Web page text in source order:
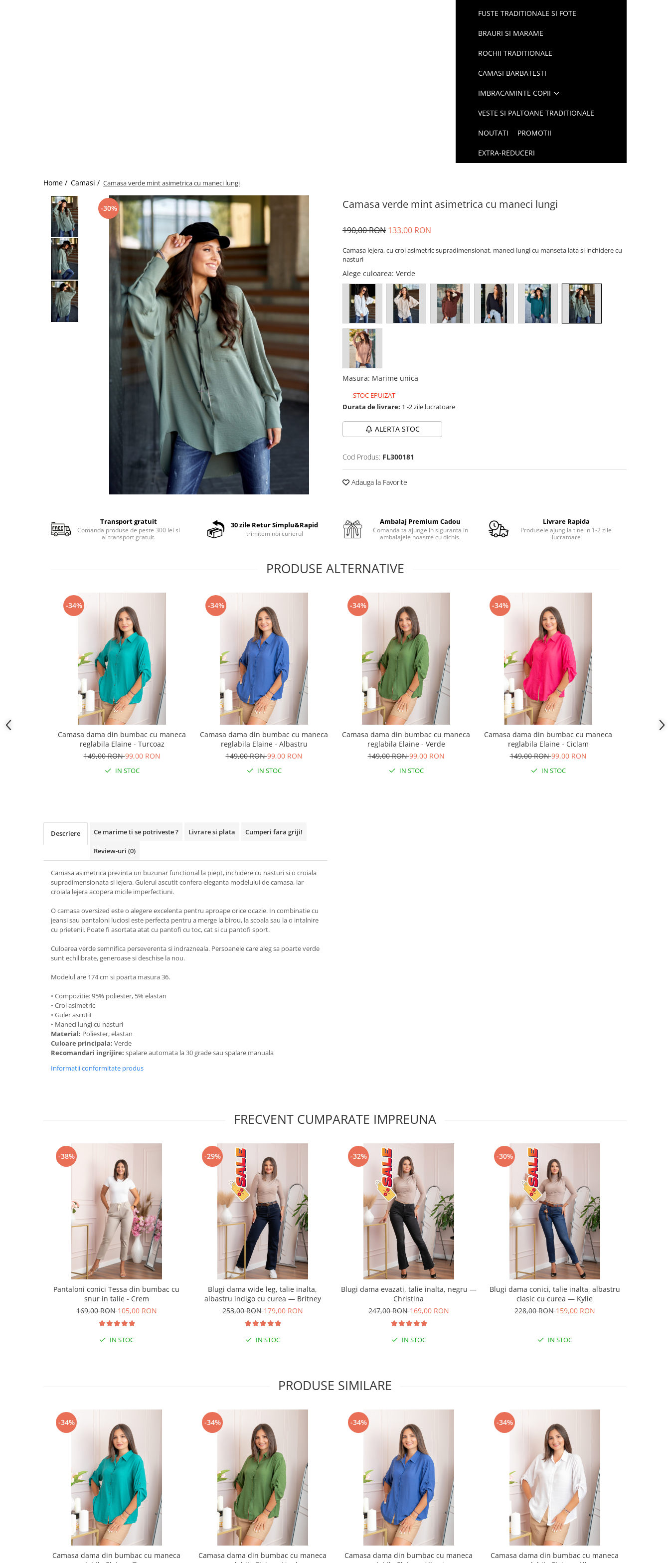
FUSTE TRADITIONALE SI FOTE
BRAURI SI MARAME
ROCHII TRADITIONALE
CAMASI BARBATESTI
IMBRACAMINTE COPII
VESTE SI PALTOANE TRADITIONALE
NOUTATI PROMOTII
EXTRA-REDUCERI
Home / Camasi / Camasa verde mint asimetrica cu maneci lungi
Camasa verde mint asimetrica cu maneci lungi
-30%
190,00 RON 133,00 RON
Camasa lejera, cu croi asimetric supradimensionat, maneci lungi cu manseta lata si inchidere cu
nasturi
Alege culoarea: Verde
Masura: Marime unica
STOC EPUIZAT
Durata de livrare: 1 -2 zile lucratoare
ALERTA STOC
Cod Produs: FL300181
Adauga la Favorite
Transport gratuit
Comanda produse de peste 300 lei si
ai transport gratuit.
30 zile Retur Simplu&Rapid
trimitem noi curierul
Ambalaj Premium Cadou
Comanda ta ajunge in siguranta in
ambalajele noastre cu dichis.
Livrare Rapida
Produsele ajung la tine in 1-2 zile
lucratoare
PRODUSE ALTERNATIVE
-34%
Camasa dama din bumbac cu maneca
reglabila Elaine - Turcoaz
149,00 RON99,00 RON
IN STOC
-34%
Camasa dama din bumbac cu maneca
reglabila Elaine - Albastru
149,00 RON99,00 RON
IN STOC
-34%
Camasa dama din bumbac cu maneca
reglabila Elaine - Verde
149,00 RON99,00 RON
IN STOC
-34%
Camasa dama din bumbac cu maneca
reglabila Elaine - Ciclam
149,00 RON99,00 RON
IN STOC
Descriere Ce marime ti se potriveste ? Livrare si plata Cumperi fara griji!
Review-uri (0)
Camasa asimetrica prezinta un buzunar functional la piept, inchidere cu nasturi si o croiala
supradimensionata si lejera. Gulerul ascutit confera eleganta modelului de camasa, iar
croiala lejera acopera micile imperfectiuni.
O camasa oversized este o alegere excelenta pentru aproape orice ocazie. In combinatie cu
jeansi sau pantaloni luciosi este perfecta pentru a merge la birou, la scoala sau la o intalnire
cu prietenii. Poate fi asortata atat cu pantofi cu toc, cat si cu pantofi sport.
Culoarea verde semnifica perseverenta si indrazneala. Persoanele care aleg sa poarte verde
sunt echilibrate, generoase si deschise la nou.
Modelul are 174 cm si poarta masura 36.
• Compozitie: 95% poliester, 5% elastan
• Croi asimetric
• Guler ascutit
• Maneci lungi cu nasturi
Material: Poliester, elastan
Culoare principala: Verde
Recomandari ingrijire: spalare automata la 30 grade sau spalare manuala
Informatii conformitate produs
FRECVENT CUMPARATE IMPREUNA
-38%
Pantaloni conici Tessa din bumbac cu
snur in talie - Crem
169,00 RON105,00 RON
IN STOC
-29%
Blugi dama wide leg, talie inalta,
albastru indigo cu curea — Britney
253,00 RON179,00 RON
IN STOC
-32%
Blugi dama evazati, talie inalta, negru —
Christina
247,00 RON169,00 RON
IN STOC
-30%
Blugi dama conici, talie inalta, albastru
clasic cu curea — Kylie
228,00 RON159,00 RON
IN STOC
PRODUSE SIMILARE
-34%
Camasa dama din bumbac cu maneca
-34%
Camasa dama din bumbac cu maneca
-34%
Camasa dama din bumbac cu maneca
-34%
Camasa dama din bumbac cu maneca